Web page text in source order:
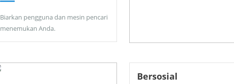
Biarkan pengguna dan mesin pencari
menemukan Anda.
Bersosial